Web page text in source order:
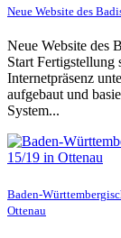
Neue Website des
Neue Website des
Start Fertigstellung
Internetpräsenz
aufgebaut und
System...
Baden-
Ottenau